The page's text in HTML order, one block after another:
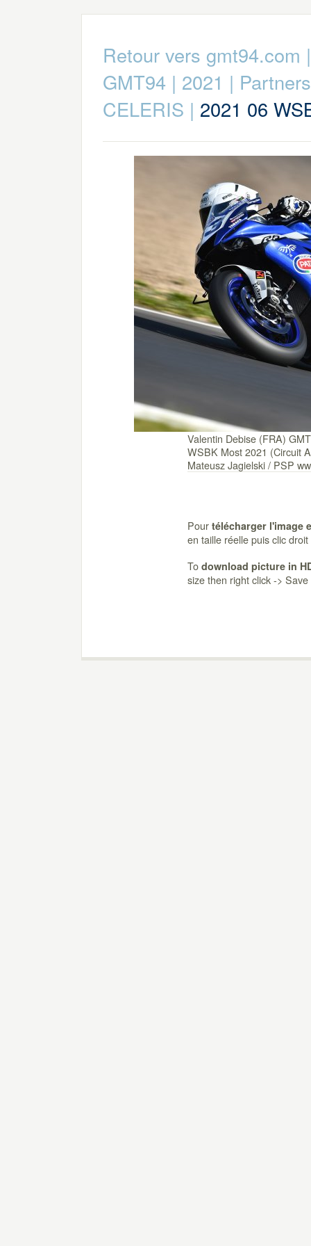
Retour vers gmt94.com
GMT94 | 2021 |
CELERIS | 2021 06
Valentin Debise (FRA)
WSBK Most 2021 (Circuit
Mateusz Jagielski / PSP
Pour télécharger l'image
en taille réelle puis clic
To download picture in
size then right click ->